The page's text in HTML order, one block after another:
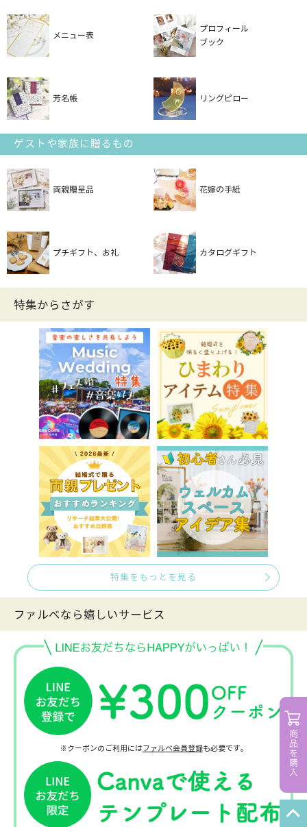
メニュー表
プロフィール
ブック
芳名帳 リングピロー
ゲストや家族に贈るもの
両親贈呈品 花嫁の手紙
プチギフト、お礼 カタログギフト
特集からさがす
特集をもっとを見る
ファルべなら嬉しいサービス
※クーポンのご利用にはファルベ会員登録も必要です。